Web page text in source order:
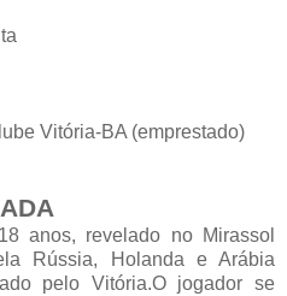
Vitória-BA (emprestado)
anos, revelado no Mirassol
Rússia, Holanda e Arábia
pelo Vitória.O jogador se